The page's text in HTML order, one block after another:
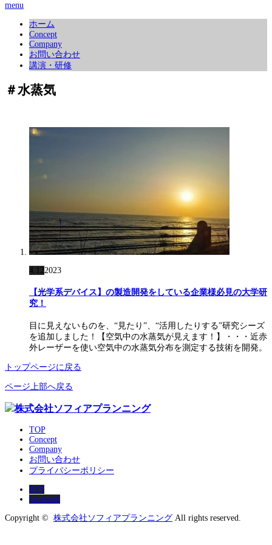
menu
ホーム
Concept
Company
お問い合わせ
講演・研修
＃水蒸気
4.122023
【光学系デバイス】の製造開発をしている企業様必見の大学研
究！
目に見えないものを、“見たり”、“活用したりする”研究シーズ
を追加しました！【空気中の水蒸気が見えます！】・・・近赤
外レーザーを使い空気中の水蒸気分布を測定する技術を開発。
トップページに戻る
ページ上部へ戻る
TOP
Concept
Company
お問い合わせ
プライバシーポリシー
RSS
facebook
Copyright © 株式会社ソフィアプランニング All rights reserved.